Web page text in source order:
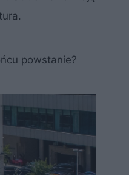
powstanie?